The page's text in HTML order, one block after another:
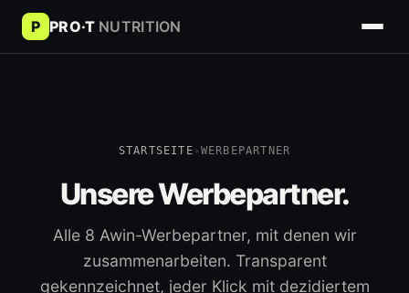
P PRO·T NUTRITION
STARTSEITE › WERBEPARTNER
Unsere Werbepartner.
Alle 8 Awin-Werbepartner, mit denen wir
zusammenarbeiten. Transparent
gekennzeichnet, jeder Klick mit dezidiertem